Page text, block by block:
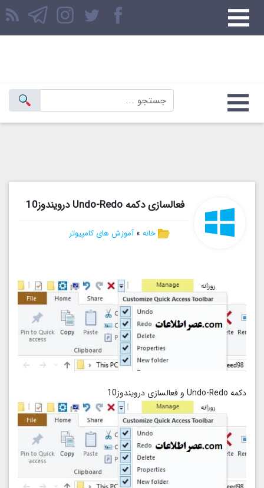
فعالسازی دکمه Undo-Redo درویندوز10
خانه»آموزش های کامپیوتر
دکمه Undo-Redo و فعالسازی درویندوز10